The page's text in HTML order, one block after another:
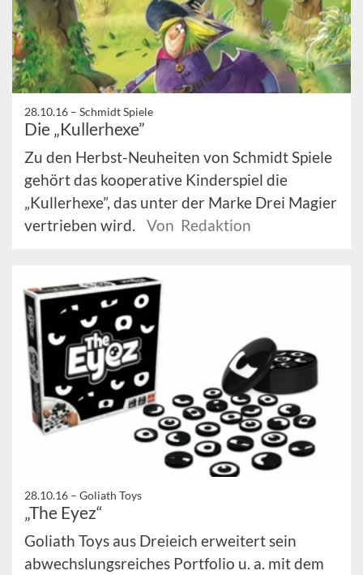
28.10.16 – Schmidt Spiele
Die „Kullerhexe”
Zu den Herbst-Neuheiten von Schmidt Spiele
gehört das kooperative Kinderspiel die
„Kullerhexe”, das unter der Marke Drei Magier
vertrieben wird.
Von Redaktion
28.10.16 – Goliath Toys
„The Eyez“
Goliath Toys aus Dreieich erweitert sein
abwechslungsreiches Portfolio u. a. mit dem